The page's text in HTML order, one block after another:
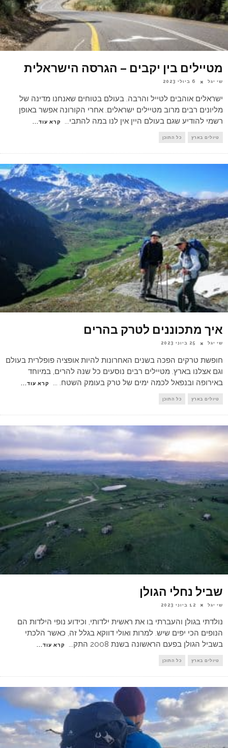
מטיילים בין יקבים – הגרסה הישראלית
שי יגל 6 ביולי 2023
ישראלים אוהבים לטייל והרבה. בעולם בטוחים שאנחנו מדינה של
מליונים רבים מרוב מטיילים ישראלים. אחרי הקורונה אפשר באופן
רשמי להודיע שגם בעולם היין אין לנו במה להתבי
קרא עוד...
טיולים בארץ כל התוכן
איך מתכוננים לטרק בהרים
שי יגל 25 ביוני 2023
חופשת טרקים הפכה בשנים האחרונות להיות אופציה פופלרית בעולם
וגם אצלנו בארץ. מטיילים רבים נוסעים כל שנה להרים, במיוחד
באירופה ובנפאל לכמה ימים של טרק בעומק השטח. ... קרא עוד...
טיולים בארץ כל התוכן
שביל נחלי הגולן
שי יגל 12 ביוני 2023
נולדתי בגולן והעברתי בו את ראשית ילדותי, וכידוע נופי הילדות הם
הנופים הכי יפים שיש. למרות ואולי דווקא בגלל זה, כאשר הלכתי
בשביל הגולן בפעם הראשונה בשנת 2008 התק
... קרא עוד...
טיולים בארץ כל התוכן